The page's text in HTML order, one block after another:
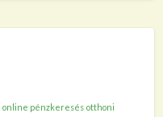
online pénzkeresés otthoni